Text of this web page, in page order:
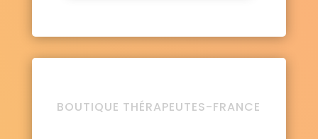
BOUTIQUE THÉRAPEUTES-FRANCE